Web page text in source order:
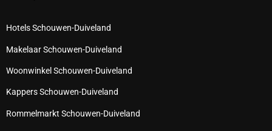
Hotels Schouwen-Duiveland
Makelaar Schouwen-Duiveland
Woonwinkel Schouwen-Duiveland
Kappers Schouwen-Duiveland
Rommelmarkt Schouwen-Duiveland